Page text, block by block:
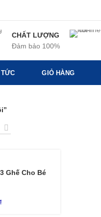
CHẤT LƯỢNG
Đảm bảo 100%
GIỎ HÀNG
Ghế Cho Bé